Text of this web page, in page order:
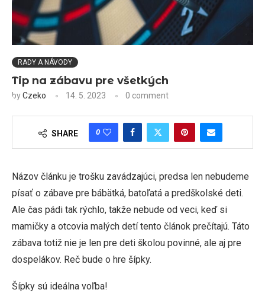
RADY A NÁVODY
Tip na zábavu pre všetkých
byCzeko 14. 5. 2023 0 comment
SHARE 0
Názov článku je trošku zavádzajúci, predsa len nebudeme
písať o zábave pre bábätká, batoľatá a predškolské deti.
Ale čas pádi tak rýchlo, takže nebude od veci, keď si
mamičky a otcovia malých detí tento článok prečítajú. Táto
zábava totiž nie je len pre deti školou povinné, ale aj pre
dospelákov. Reč bude o hre šípky.
Šípky sú ideálna voľba!